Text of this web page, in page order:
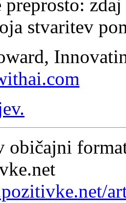
preprosto:
stvaritev
običajni